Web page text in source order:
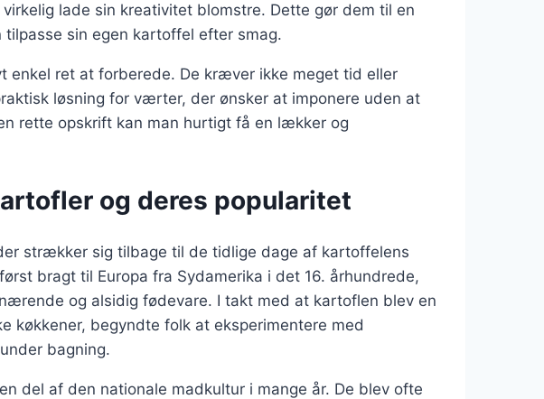
lade sin kreativitet blomstre. Dette gør dem til en
sin egen kartoffel efter smag.
enkel ret at forberede. De kræver ikke meget tid eller
løsning for værter, der ønsker at imponere uden at
rette opskrift kan man hurtigt få en lækker og
og deres popularitet
strækker sig tilbage til de tidlige dage af kartoffelens
bragt til Europa fra Sydamerika i det 16. århundrede,
og alsidig fødevare. I takt med at kartoflen blev en
køkkener, begyndte folk at eksperimentere med
bagning.
del af den nationale madkultur i mange år. De blev ofte